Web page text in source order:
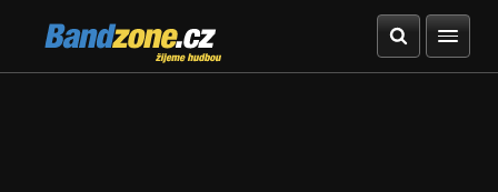
Bandzone.cz
žijeme hudbou